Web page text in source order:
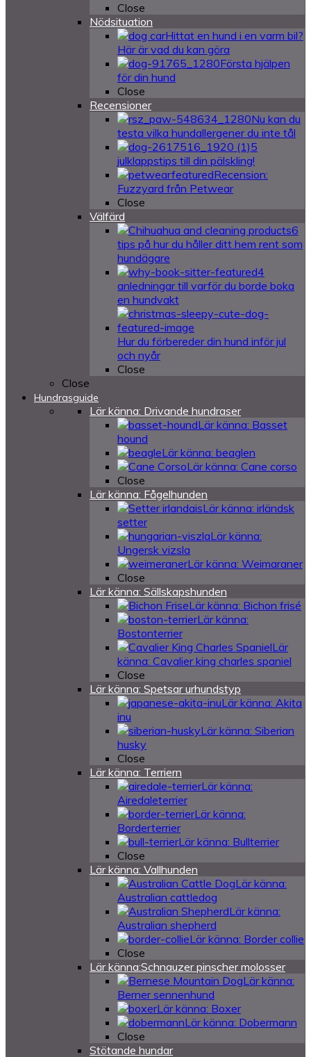
Close
Nödsituation
Hittat en hund i en varm bil?
Här är vad du kan göra
Första hjälpen
för din hund
Close
Recensioner
Nu kan du
testa vilka hundallergener du inte tål
5
julklappstips till din pälskling!
Recension:
Fuzzyard från Petwear
Close
Välfärd
6
tips på hur du håller ditt hem rent som
hundägare
4
anledningar till varför du borde boka
en hundvakt
Hur du förbereder din hund inför jul
och nyår
Close
Close
Hundrasguide
Lär känna: Drivande hundraser
Lär känna: Basset
hound
Lär känna: beaglen
Lär känna: Cane corso
Close
Lär känna: Fågelhunden
Lär känna: irländsk
setter
Lär känna:
Ungersk vizsla
Lär känna: Weimaraner
Close
Lär känna: Sällskapshunden
Lär känna: Bichon frisé
Lär känna:
Bostonterrier
Lär
känna: Cavalier king charles spaniel
Close
Lär känna: Spetsar urhundstyp
Lär känna: Akita
inu
Lär känna: Siberian
husky
Close
Lär känna: Terriern
Lär känna:
Airedaleterrier
Lär känna:
Borderterrier
Lär känna: Bullterrier
Close
Lär känna: Vallhunden
Lär känna:
Australian cattledog
Lär känna:
Australian shepherd
Lär känna: Border collie
Close
Lär känna:Schnauzer pinscher molosser
Lär känna:
Berner sennenhund
Lär känna: Boxer
Lär känna: Dobermann
Close
Stötande hundar